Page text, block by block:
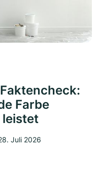
Farbe
Juli 2026